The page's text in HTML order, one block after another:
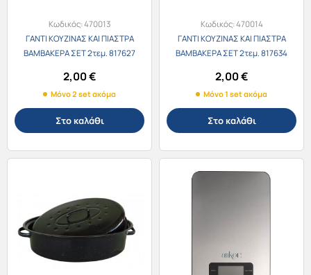
Κωδικός:470013
ΓΑΝΤΙ ΚΟΥΖΙΝΑΣ ΚΑΙ ΠΙΑΣΤΡΑ
ΒΑΜΒΑΚΕΡΑ ΣΕΤ 2τεμ. 817627
2,00€
Μόνο 2 set ακόμα
Στο καλάθι
Κωδικός:470014
ΓΑΝΤΙ ΚΟΥΖΙΝΑΣ ΚΑΙ ΠΙΑΣΤΡΑ
ΒΑΜΒΑΚΕΡΑ ΣΕΤ 2τεμ. 817634
2,00€
Μόνο 1 set ακόμα
Στο καλάθι